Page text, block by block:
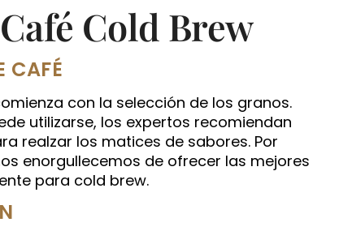
Cold Brew
CAFÉ
con la selección de los granos.
utilizarse, los expertos recomiendan
realzar los matices de sabores. Por
enorgullecemos de ofrecer las mejores
para cold brew.